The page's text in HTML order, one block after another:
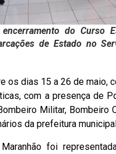
do Curso
de Estado no
os dias 15 a 26 de maio,
com a presença de
Militar, Bombeiro
da prefeitura
foi